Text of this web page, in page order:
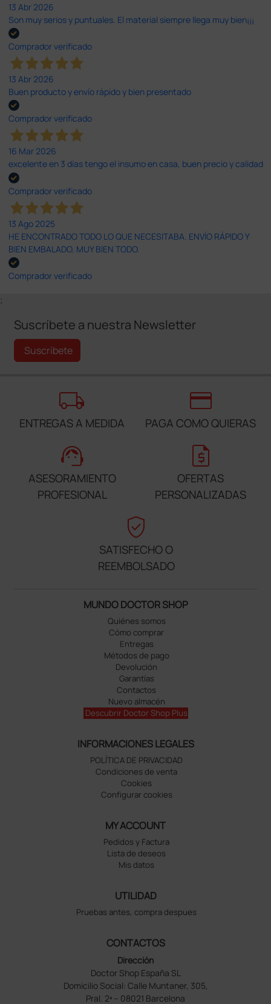
13 Abr 2026
Son muy serios y puntuales. El material siempre llega muy bien¡¡¡
Comprador verificado
13 Abr 2026
Buen producto y envío rápido y bien presentado
Comprador verificado
16 Mar 2026
excelente en 3 días tengo el insumo en casa, buen precio y calidad
Comprador verificado
13 Ago 2025
HE ENCONTRADO TODO LO QUE NECESITABA. ENVÍO RÁPIDO Y
BIEN EMBALADO. MUY BIEN TODO.
Comprador verificado
;
Suscríbete a nuestra Newsletter
Suscríbete
local_shipping
ENTREGAS A MEDIDA
credit_card
PAGA COMO QUIERAS
support_agent
ASESORAMIENTO
PROFESIONAL
request_quote
OFERTAS
PERSONALIZADAS
verified_user
SATISFECHO O
REEMBOLSADO
MUNDO DOCTOR SHOP
Quiénes somos
Cómo comprar
Entregas
Métodos de pago
Devolución
Garantías
Contactos
Nuevo almacén
Descubrir Doctor Shop Plus
INFORMACIONES LEGALES
POLÍTICA DE PRIVACIDAD
Condiciones de venta
Cookies
Configurar cookies
MY ACCOUNT
Pedidos y Factura
Lista de deseos
Mis datos
UTILIDAD
Pruebas antes, compra despues
CONTACTOS
Dirección
Doctor Shop España SL
Domicilio Social: Calle Muntaner, 305,
Pral. 2ª – 08021 Barcelona